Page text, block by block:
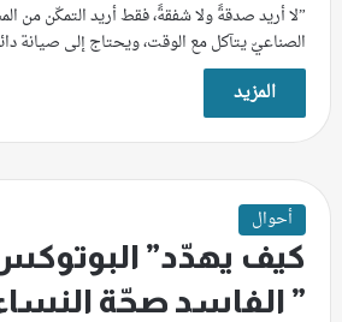
”لا أريد صدقةً ولا شفقةً، فقط أريد التمكّن من
الصناعيّ يتآكل مع الوقت، ويحتاج إلى صيانة
المزيد
أحوال
كيف يهدّد” البوتوكس
” الفاسد صحّة